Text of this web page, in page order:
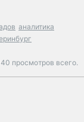
аналитика
просмотров всего.